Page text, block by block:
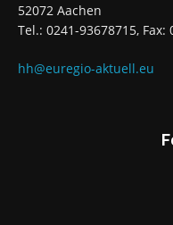
52072 Aachen
Tel.: 0241-93678715, Fax:
hh@euregio-aktuell.eu